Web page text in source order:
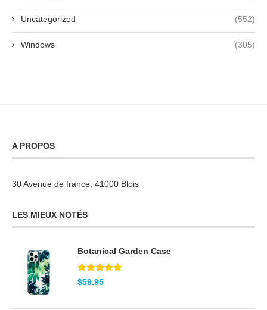
Uncategorized (552)
Windows (305)
A PROPOS
30 Avenue de france, 41000 Blois
LES MIEUX NOTÉS
Botanical Garden Case
Note5.00
sur 5
$59.95